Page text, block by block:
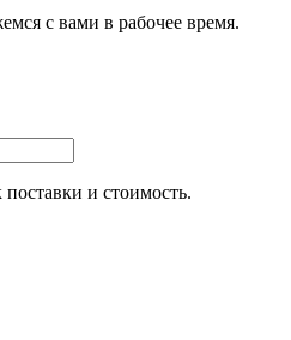
с вами в рабочее время.
и стоимость.